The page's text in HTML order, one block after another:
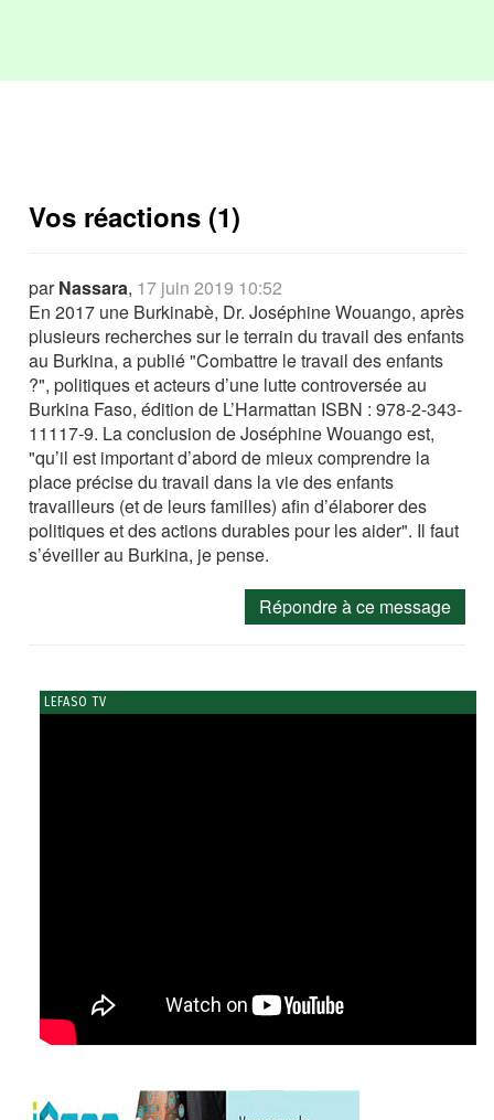
Vos réactions (1)
parNassara, 17 juin 2019 10:52
En 2017 une Burkinabè, Dr. Joséphine Wouango, après
plusieurs recherches sur le terrain du travail des enfants
au Burkina, a publié "Combattre le travail des enfants
?", politiques et acteurs d’une lutte controversée au
Burkina Faso, édition de L’Harmattan ISBN : 978-2-343-
11117-9. La conclusion de Joséphine Wouango est,
"qu’il est important d’abord de mieux comprendre la
place précise du travail dans la vie des enfants
travailleurs (et de leurs familles) afin d’élaborer des
politiques et des actions durables pour les aider". Il faut
s’éveiller au Burkina, je pense.
Répondre à ce message
LEFASO TV